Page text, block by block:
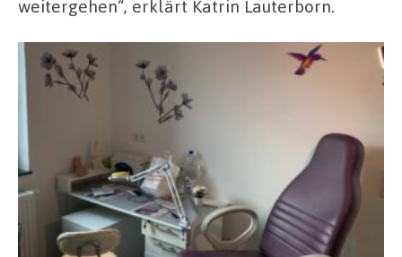
weitergehen“, erklärt Katrin Lauterborn.